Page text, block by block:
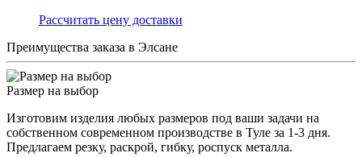
Раcсчитать цену доставки
Преимущества заказа в Элсане
Размер на выбор
Изготовим изделия любых размеров под ваши задачи на
собственном современном производстве в Туле за 1-3 дня.
Предлагаем резку, раскрой, гибку, роспуск металла.